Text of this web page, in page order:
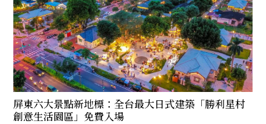
屏東六大景點新地標：全台最大日式建築「勝利星村
創意生活園區」免費入場